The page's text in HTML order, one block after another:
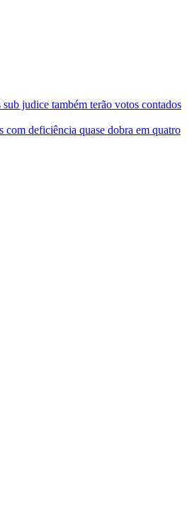
sub judice também terão votos contados
com deficiência quase dobra em quatro